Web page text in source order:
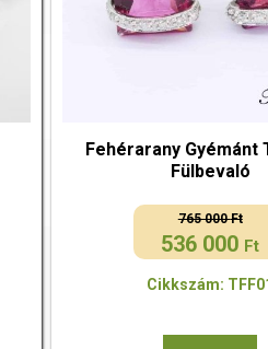
Fehérarany Gyémánt
Fülbevaló
765 000Ft
Original
was:
536 000 Ft
Current
is:
Cikkszám: